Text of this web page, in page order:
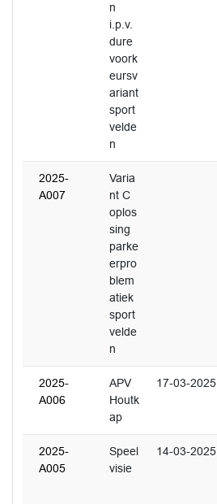
n
i.p.v.
dure
voork
eursv
ariant
sport
velde
n
2025-
A007
Varia
nt C
oplos
sing
parke
erpro
blem
atiek
sport
velde
n
2025-
A006
APV
Houtk
ap
17-03-2025
2025-
A005
Speel
visie
14-03-2025